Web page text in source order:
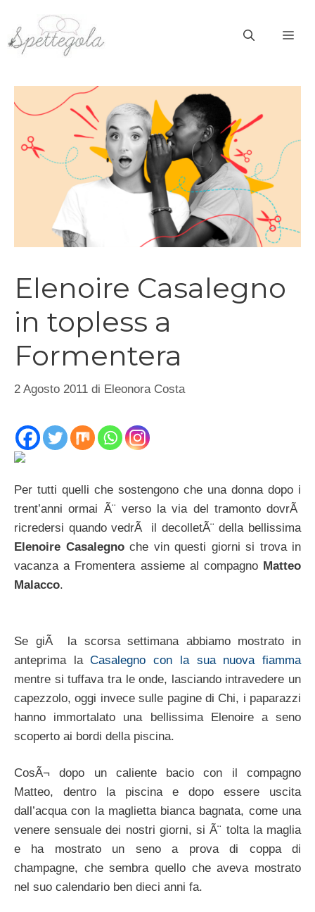
contenuto
Elenoire Casalegno
in topless a
Formentera
2 Agosto 2011 di Eleonora Costa
Per tutti quelli che sostengono che una donna dopo i
trent’anni ormai Ã¨ verso la via del tramonto dovrÃ
ricredersi quando vedrÃ il decolletÃ¨ della bellissima
Elenoire Casalegnoche vin questi giorni si trova in
vacanza a Fromentera assieme al compagno Matteo
Malacco.
Se giÃ la scorsa settimana abbiamo mostrato in
anteprima laCasalegno con la sua nuova fiamma
mentre si tuffava tra le onde, lasciando intravedere un
capezzolo, oggi invece sulle pagine di Chi, i paparazzi
hanno immortalato una bellissima Elenoire a seno
scoperto ai bordi della piscina.
CosÃ¬ dopo un caliente bacio con il compagno
Matteo, dentro la piscina e dopo essere uscita
dall’acqua con la maglietta bianca bagnata, come una
venere sensuale dei nostri giorni, si Ã¨ tolta la maglia
e ha mostrato un seno a prova di coppa di
champagne, che sembra quello che aveva mostrato
nel suo calendario ben dieci anni fa.